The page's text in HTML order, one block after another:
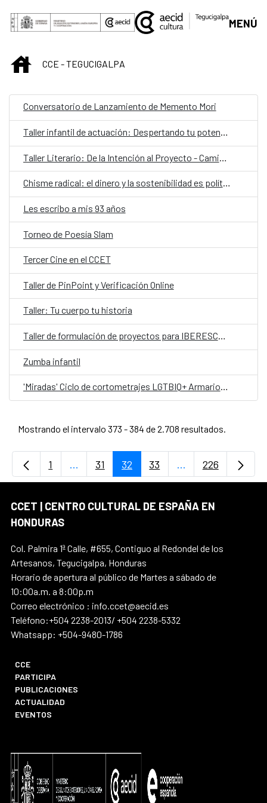
Saltar al contenido principal
MENÚ
INICIOCCE - TEGUCIGALPA
Conversatorio de Lanzamiento de Memento Mori
Taller infantil de actuación: Despertando tu potencial creativo
Chisme radical: el dinero y la sostenibilidad es política
Les escribo a mis 93 años
Torneo de Poesía Slam
Tercer Cine en el CCET
Taller de PinPoint y Verificación Online
Taller: Tu cuerpo tu historia
Taller de formulación de proyectos para IBERESCENA
Zumba infantil
'Miradas' Ciclo de cortometrajes LGTBIQ+ Armarios Abiertos
Mostrando el intervalo 373 - 384 de 2.708 resultados.
Página
1 ...Páginas intermedias Use TAB para
Página
31 Página
32 Página
33 ...PáginasPágina
226
CCET | CENTRO CULTURAL DE ESPAÑA EN
HONDURAS
Col. Palmira 1ª Calle, #655, Contiguo al Redondel de los
Artesanos, Tegucigalpa, Honduras
Horario de apertura al público de Martes a sábado de
10:00a.m. a 8:00p.m
Correo electrónico : info.ccet@aecid.es
Teléfono:+504 2238-2013/ +504 2238-5332
Whatsapp: +504-9480-1786
CCE
PARTICIPA
PUBLICACIONES
ACTUALIDAD
EVENTOS